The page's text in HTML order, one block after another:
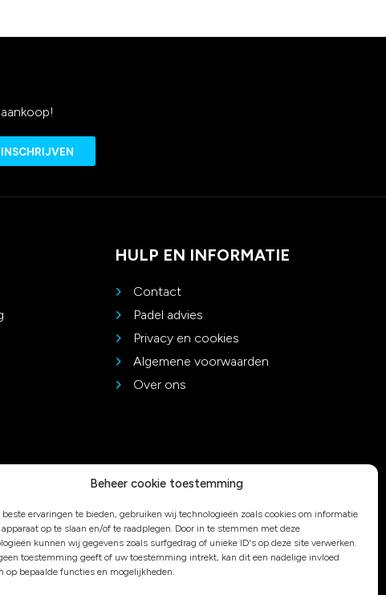
Beheer cookie toestemming
beste ervaringen te bieden, gebruiken wij technologieën zoals cookies om informatie
apparaat op te slaan en/of te raadplegen. Door in te stemmen met deze
kunnen wij gegevens zoals surfgedrag of unieke ID's op deze site verwerken.
toestemming geeft of uw toestemming intrekt, kan dit een nadelige invloed
op bepaalde functies en mogelijkheden.
HULP EN INFORMATIE
Contact
Padel advies
Privacy en cookies
Algemene voorwaarden
Over ons